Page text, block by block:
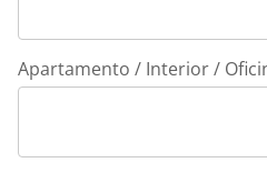
Apartamento / Interior /